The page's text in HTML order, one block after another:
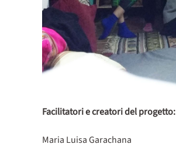
Facilitatori e creatori del progetto:
Maria Luisa Garachana